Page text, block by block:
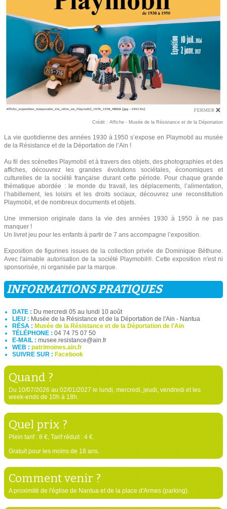
Crédit : Affiche - Musée de la Résistance et de la Déportation
La vie quotidienne des années 1930 à 1950 s’expose en Playmobil au musée
de la Résistance et de la Déportation de l’Ain !
Au fil des scénettes Playmobil et à travers des objets, des photographies et des
affiches, découvrez les grandes évolutions sociétales, économiques et
culturelles de la société française durant cette période. Pour chaque grande
thématique abordée : le monde du travail, les déplacements, l’alimentation,
l’habillement, les loisirs et les droits sociaux, découvrez une reconstitution
Playmobil, et de nombreux documents et objets.
Une immersion originale dans la vie des années 1930 à 1950 à ne pas
manquer !
Un livret jeu pour les enfants à partir de 7 ans accompagne l’exposition.
Exposition de figurines issues de la collection privée de Dominique Béthune.
Avec l'aimable autorisation de la société Playmobil®. Cette exposition n'est ni
sponsorisée, ni organisée par la marque.
INFORMATIONS PRATIQUES
DATE : Du mercredi 05 au lundi 10 août
LIEU : Musée de la Résistance et de la Déportation de l'Ain - Nantua
RÉSA : Musée de la Résistance et de la Déportation de l'Ain
TÉLÉPHONE : 04 74 75 07 50
E-MAIL : musee.resistance@ain.fr
WEB : patrimoines.ain.fr
SUIVRE SUR : Facebook
Quand ?
Du 10/07/2026 au 02/01/2027 le lundi, mercredi, jeudi, vendredi et les
week-ends de 10h à 18h.
Quel prix ?
Plein tarif : 8 €, Tarif réduit : 4 €.
Gratuit pour les moins de 18 ans.
Comment venir ?
A proximité de l'église de Nantua et de la place d'Armes (parking).